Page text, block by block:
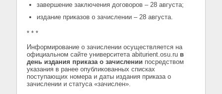
завершение заключения договоров – 28 августа;
издание приказов о зачислении – 28 августа.
* * *
Информирование о зачислении осуществляется на
официальном сайте университета abiturient.osu.ru в
день издания приказа о зачислении посредством
указания в ранее опубликованных списках
поступающих номера и даты издания приказа о
зачислении и статуса «зачислен».